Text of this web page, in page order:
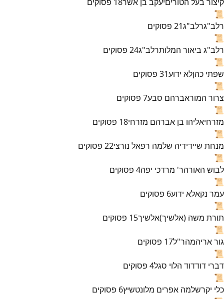
📜
רלב"גרלב"ג21 פסוקים
📜
רלב"ג ביאור המלותרלב"ג24 פסוקים
📜
שפתי כהןלא ידוע31 פסוקים
📜
צרור המוראברהם סבע7 פסוקים
📜
מזרחיאליהו בן אברהם מזרחי18 פסוקים
📜
מנחת שיידידיה שלמה רפאל נורצי22 פסוקים
📜
לבוש האורהר' מרדכי יפה4 פסוקים
📜
עמר נקאלא ידוע6 פסוקים
📜
תורת משה (אלשיך)אלשיך15 פסוקים
📜
גור אריהמהר"ל17 פסוקים
📜
דברי דודדוד הלוי סגל4 פסוקים
📜
כלי יקרשלמה אפרים מלונטשיץ6 פסוקים